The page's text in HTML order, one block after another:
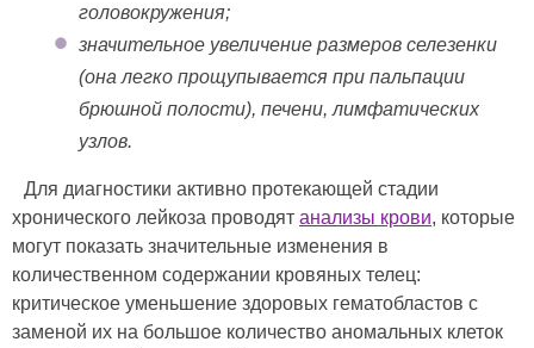
головокружения;
значительное увеличение размеров селезенки
(она легко прощупывается при пальпации
брюшной полости), печени, лимфатических
узлов.
Для диагностики активно протекающей стадии
хронического лейкоза проводят анализы крови, которые
могут показать значительные изменения в
количественном содержании кровяных телец:
критическое уменьшение здоровых гематобластов с
заменой их на большое количество аномальных клеток